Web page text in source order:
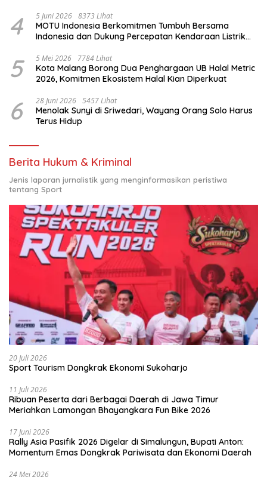
4 5 Juni 2026 8373 Lihat
MOTU Indonesia Berkomitmen Tumbuh Bersama
Indonesia dan Dukung Percepatan Kendaraan Listrik
5 5 Mei 2026 7784 Lihat
Kota Malang Borong Dua Penghargaan UB Halal Metric
2026, Komitmen Ekosistem Halal Kian Diperkuat
6 28 Juni 2026 5457 Lihat
Menolak Sunyi di Sriwedari, Wayang Orang Solo Harus
Terus Hidup
Berita Hukum & Kriminal
Jenis laporan jurnalistik yang menginformasikan peristiwa
tentang Sport
20 Juli 2026
Sport Tourism Dongkrak Ekonomi Sukoharjo
11 Juli 2026
Ribuan Peserta dari Berbagai Daerah di Jawa Timur
Meriahkan Lamongan Bhayangkara Fun Bike 2026
17 Juni 2026
Rally Asia Pasifik 2026 Digelar di Simalungun, Bupati Anton:
Momentum Emas Dongkrak Pariwisata dan Ekonomi Daerah
24 Mei 2026